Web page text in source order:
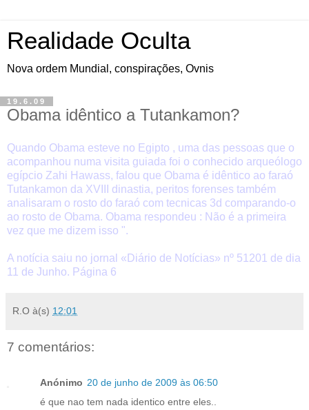
Realidade Oculta
Nova ordem Mundial, conspirações, Ovnis
19.6.09
Obama idêntico a Tutankamon?
Quando Obama esteve no Egipto , uma das pessoas que o
acompanhou numa visita guiada foi o conhecido arqueólogo
egípcio Zahi Hawass, falou que Obama é idêntico ao faraó
Tutankamon da XVIII dinastia, peritos forenses também
analisaram o rosto do faraó com tecnicas 3d comparando-o
ao rosto de Obama. Obama respondeu : Não é a primeira
vez que me dizem isso ".
A notícia saiu no jornal «Diário de Notícias» nº 51201 de dia
11 de Junho. Página 6
R.O à(s) 12:01
7 comentários:
Anónimo 20 de junho de 2009 às 06:50
é que nao tem nada identico entre eles..